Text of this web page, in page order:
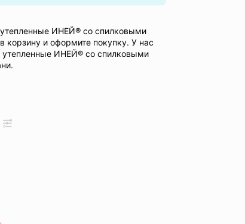
ИНЕЙ® со спилковыми
корзину и оформите покупку. У нас
ИНЕЙ® со спилковыми